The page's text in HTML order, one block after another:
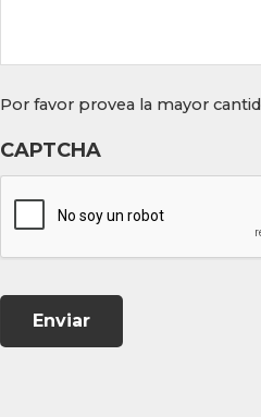
Por favor provea la mayor
CAPTCHA
Enviar